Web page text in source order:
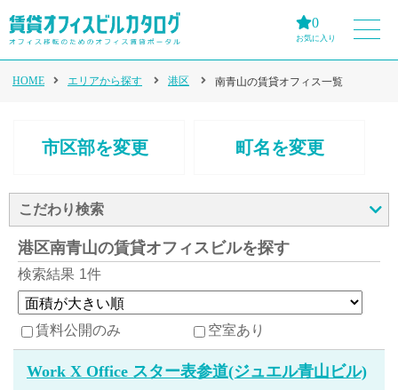
0
お気に入り
HOME エリアから探す 港区 南青山の賃貸オフィス一覧
市区部を変更 町名を変更
こだわり検索
港区南青山の賃貸オフィスビルを探す
検索結果 1件
賃料公開のみ 空室あり
Work X Office スター表参道(ジュエル青山ビル)